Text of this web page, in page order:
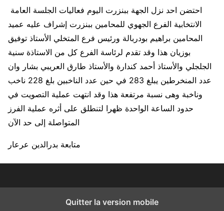
الانتخابية الفرع الجهوي للمحامين ببنزرت إشراف عليه عميد
المحامين براهيم بودربالة ورئيس فرع المتخلي الأستاذ توفيق
بوزيان هذا وقد تقدم لرئاسة الفرع كل من الاستاذة سنية
الجلجلي والأستاذ أحمد كندارة والأستاذ طارق العريبي بشار وان
عدد المنخرطين يبلغ 283 في حين عدد الناخبين بلغ 228 ناخب
وناخبة وهى نسبة مرتفعة هذا وقد انتهت عملية التصويت في
حدود الساعة الواحدة ظهرا لتنطلق على أثره عملية الفرز
المتواصلة إلى حد الآن
متابعة بدرالدين عرعار
Quitter la version mobile